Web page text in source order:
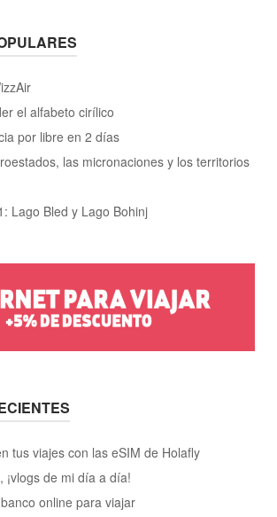
el alfabeto cirílico
por libre en 2 días
las micronaciones y los territorios
Lago Bled y Lago Bohinj
tus viajes con las eSIM de Holafly
¡vlogs de mi día a día!
online para viajar